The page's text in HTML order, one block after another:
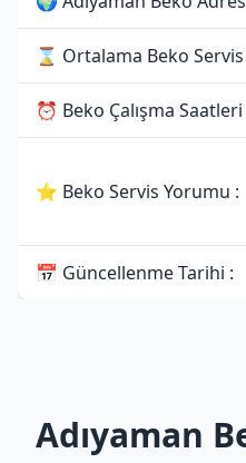
⌛ Ortalama Beko
⏰ Beko Çalışma Saatleri
⭐ Beko Servis Yorumu :
📅 Güncellenme Tarihi :
Adıyaman